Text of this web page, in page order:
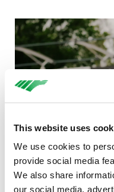
This website uses
We use cookies to
provide social media
We also share
our social media,